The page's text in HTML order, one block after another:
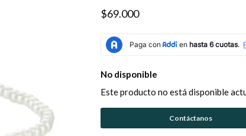
$69.000
No disponible
Este producto no está disponible
Contáctanos